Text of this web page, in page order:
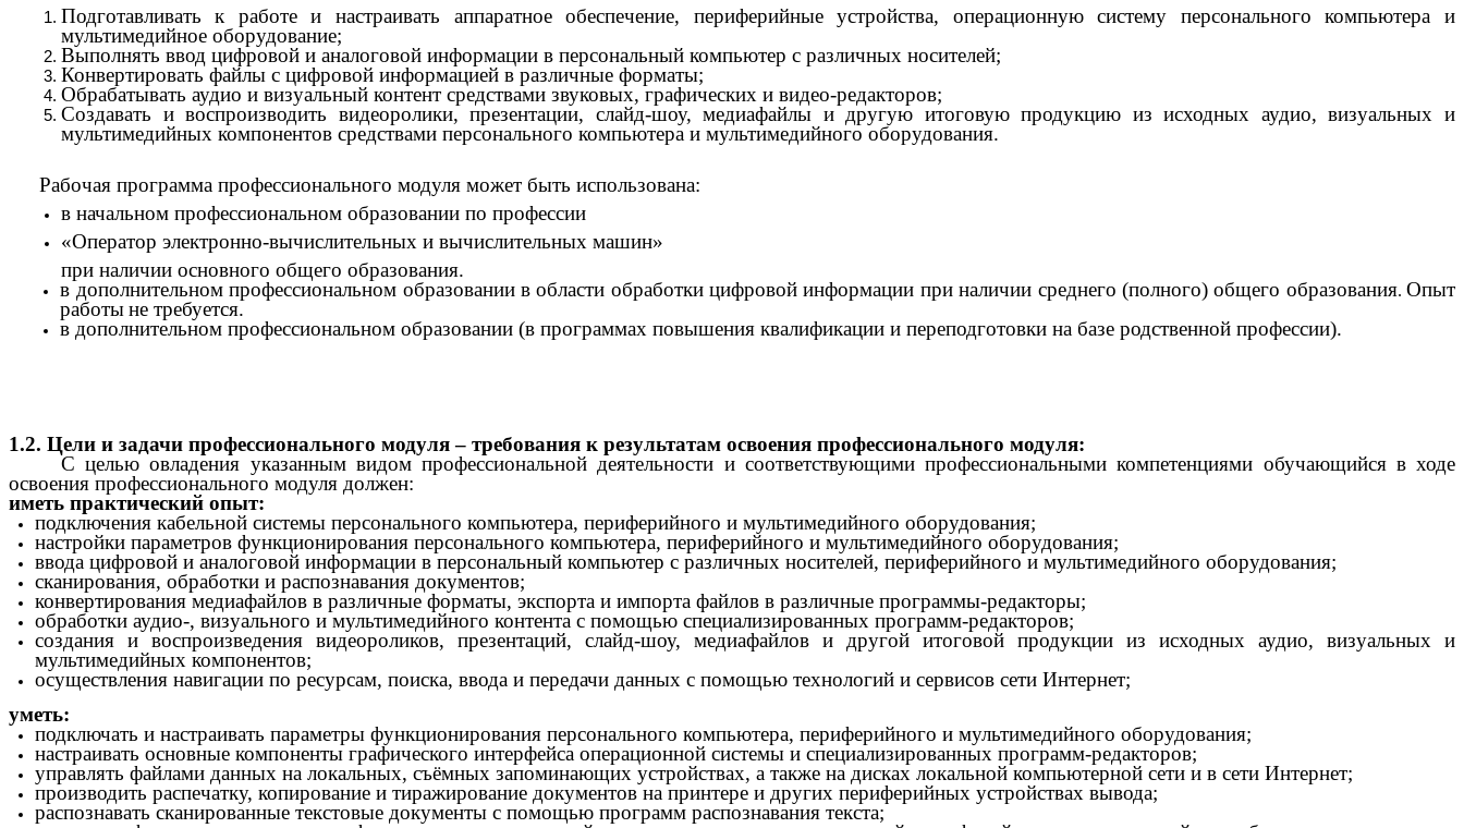
Подготавливать к работе и настраивать аппаратное обеспечение, периферийные устройства, операционную систему персонального компьютера и
мультимедийное оборудование;
Выполнять ввод цифровой и аналоговой информации в персональный компьютер с различных носителей;
Конвертировать файлы с цифровой информацией в различные форматы;
Обрабатывать аудио и визуальный контент средствами звуковых, графических и видео-редакторов;
Создавать и воспроизводить видеоролики, презентации, слайд-шоу, медиафайлы и другую итоговую продукцию из исходных аудио, визуальных и
мультимедийных компонентов средствами персонального компьютера и мультимедийного оборудования.
Рабочая программа профессионального модуля может быть использована:
в начальном профессиональном образовании по профессии
«Оператор электронно-вычислительных и вычислительных машин»
при наличии основного общего образования.
в дополнительном профессиональном образовании в области обработки цифровой информации при наличии среднего (полного) общего образования.Опыт
работы не требуется.
в дополнительном профессиональном образовании (в программах повышения квалификации и переподготовки на базе родственной профессии).
1.2. Цели и задачи профессионального модуля – требования к результатам освоения профессионального модуля:
С целью овладения указанным видом профессиональной деятельности и соответствующими профессиональными компетенциями обучающийся в ходе
освоения профессионального модуля должен:
иметь практический опыт:
подключения кабельной системы персонального компьютера, периферийного и мультимедийного оборудования;
настройки параметров функционирования персонального компьютера, периферийного и мультимедийного оборудования;
ввода цифровой и аналоговой информации в персональный компьютер с различных носителей, периферийного и мультимедийного оборудования;
сканирования, обработки и распознавания документов;
конвертирования медиафайлов в различные форматы, экспорта и импорта файлов в различные программы-редакторы;
обработки аудио-, визуального и мультимедийного контента с помощью специализированных программ-редакторов;
создания и воспроизведения видеороликов, презентаций, слайд-шоу, медиафайлов и другой итоговой продукции из исходных аудио, визуальных и
мультимедийных компонентов;
осуществления навигации по ресурсам, поиска, ввода и передачи данных с помощью технологий и сервисов сети Интернет;
уметь:
подключать и настраивать параметры функционирования персонального компьютера, периферийного и мультимедийного оборудования;
настраивать основные компоненты графического интерфейса операционной системы и специализированных программ-редакторов;
управлять файлами данных на локальных, съёмных запоминающих устройствах, а также на дисках локальной компьютерной сети и в сети Интернет;
производить распечатку, копирование и тиражирование документов на принтере и других периферийных устройствах вывода;
распознавать сканированные текстовые документы с помощью программ распознавания текста;